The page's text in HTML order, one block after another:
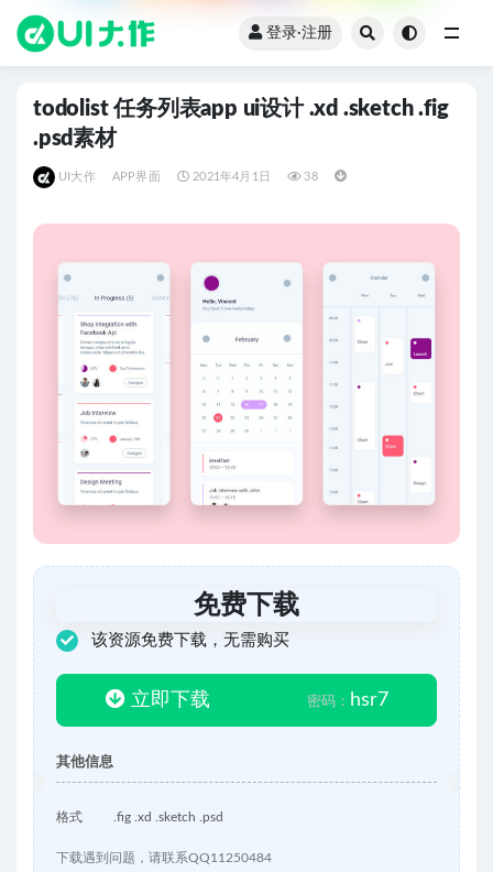
登录·注册
todolist 任务列表app ui设计 .xd .sketch .fig
.psd素材
UI大作 APP界面 2021年4月1日 38
免费下载
该资源免费下载，无需购买
立即下载 密码： hsr7
其他信息
格式 .fig .xd .sketch .psd
下载遇到问题，请联系QQ11250484